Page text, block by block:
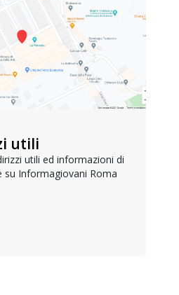
utili
utili ed informazioni di
Informagiovani Roma